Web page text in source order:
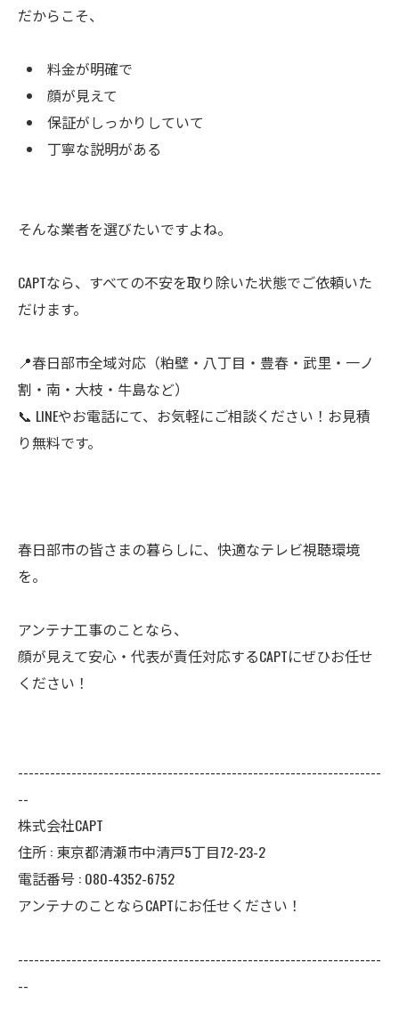
だからこそ、
料金が明確で
顔が見えて
保証がしっかりしていて
丁寧な説明がある
そんな業者を選びたいですよね。
CAPTなら、すべての不安を取り除いた状態でご依頼いた
だけます。
📍春日部市全域対応（粕壁・八丁目・豊春・武里・一ノ
割・南・大枝・牛島など）
📞 LINEやお電話にて、お気軽にご相談ください！お見積
り無料です。
春日部市の皆さまの暮らしに、快適なテレビ視聴環境
を。
アンテナ工事のことなら、
顔が見えて安心・代表が責任対応するCAPTにぜひお任せ
ください！
--------------------------------------------------------------------
--
株式会社CAPT
住所 : 東京都清瀬市中清戸5丁目72-23-2
電話番号 : 080-4352-6752
アンテナのことならCAPTにお任せください！
--------------------------------------------------------------------
--